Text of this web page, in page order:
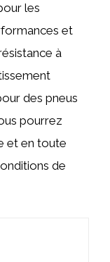
les
et
à
des pneus
pourrez
et en toute
de